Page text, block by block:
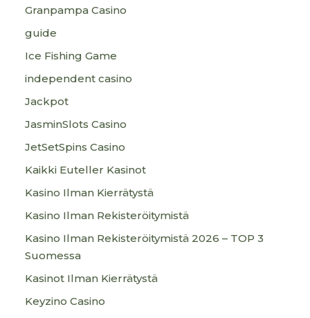
Granpampa Casino
guide
Ice Fishing Game
independent casino
Jackpot
JasminSlots Casino
JetSetSpins Casino
Kaikki Euteller Kasinot
Kasino Ilman Kierrätystä
Kasino Ilman Rekisteröitymistä
Kasino Ilman Rekisteröitymistä 2026 – TOP 3
Suomessa
Kasinot Ilman Kierrätystä
Keyzino Casino